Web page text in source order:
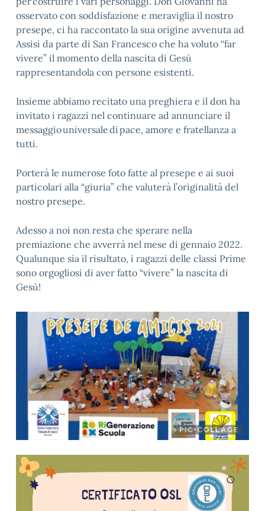
osservato con soddisfazione e meraviglia il nostro
presepe, ci ha raccontato la sua origine avvenuta ad
Assisi da parte di San Francesco che ha voluto “far
vivere” il momento della nascita di Gesù
rappresentandola con persone esistenti.
Insieme abbiamo recitato una preghiera e il don ha
invitato i ragazzi nel continuare ad annunciare il
messaggio universale di pace, amore e fratellanza a
tutti.
Porterà le numerose foto fatte al presepe e ai suoi
particolari alla “giuria” che valuterà l’originalità del
nostro presepe.
Adesso a noi non resta che sperare nella
premiazione che avverrà nel mese di gennaio 2022.
Qualunque sia il risultato, i ragazzi delle classi Prime
sono orgogliosi di aver fatto “vivere” la nascita di
Gesù!